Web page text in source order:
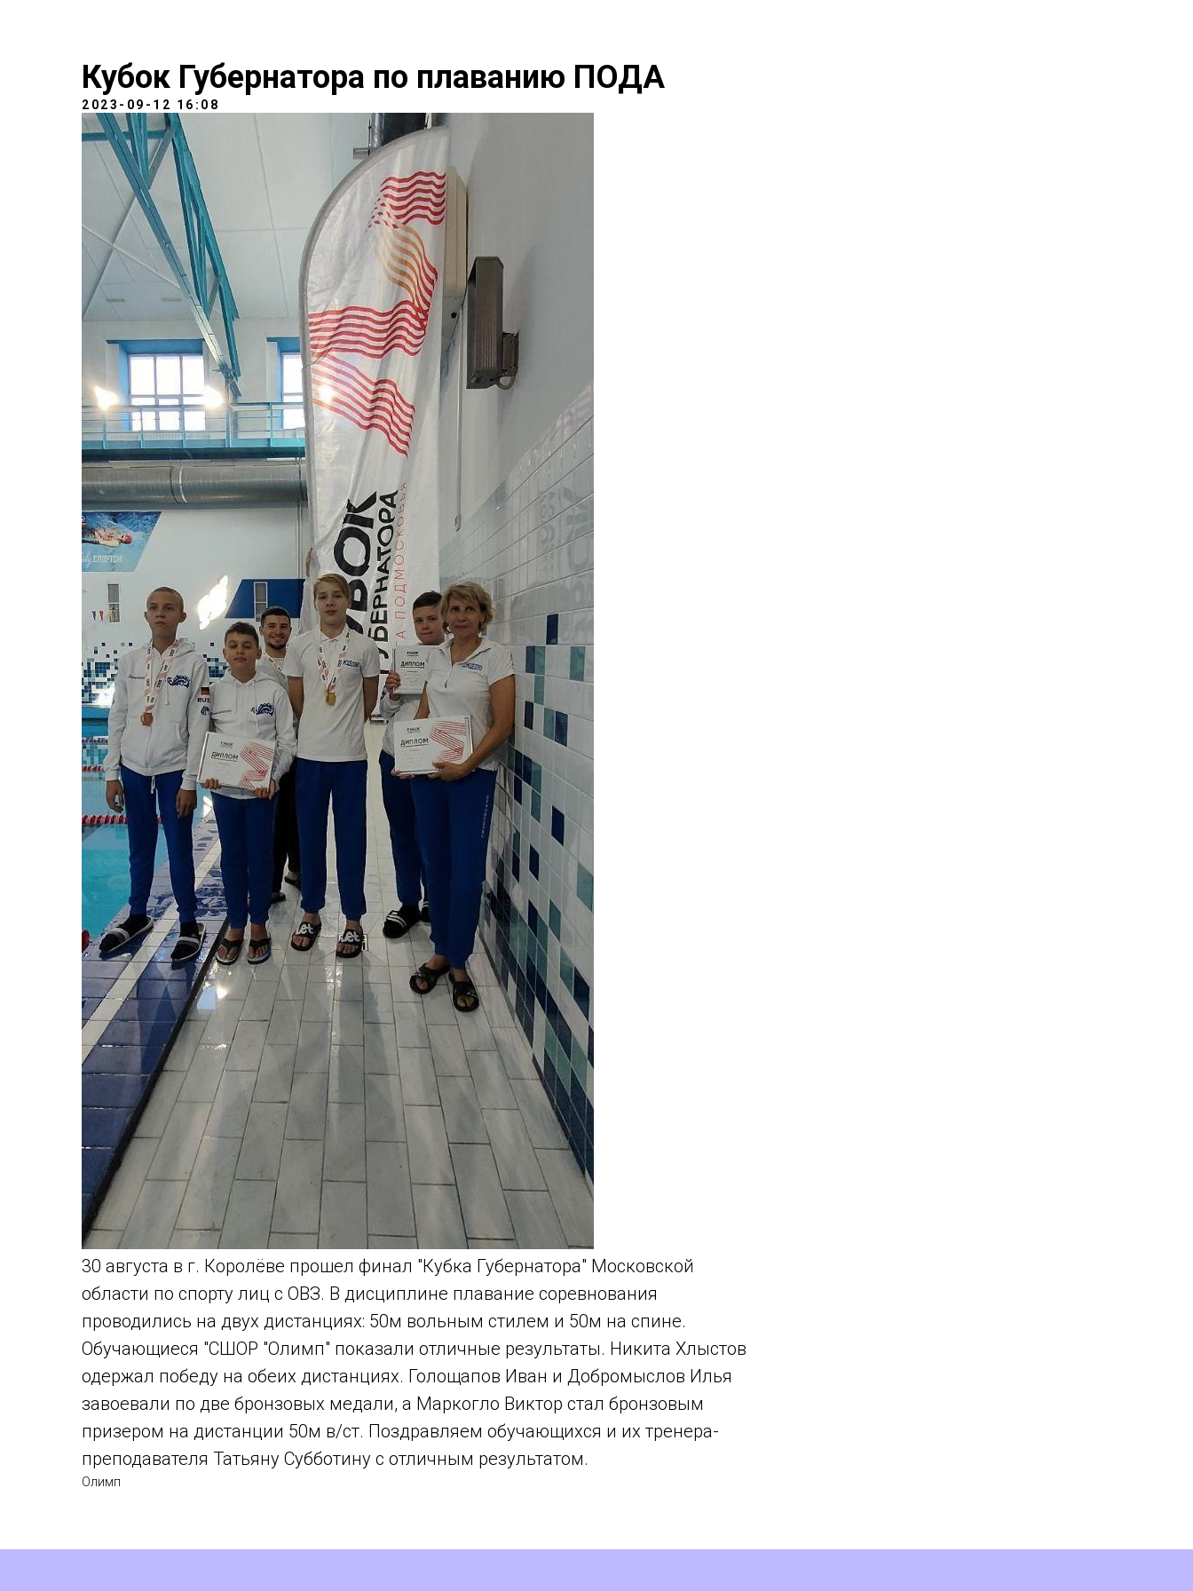
Кубок Губернатора по плаванию ПОДА
2023-09-12 16:08
30 августа в г. Королёве прошел финал "Кубка Губернатора" Московской
области по спорту лиц с ОВЗ. В дисциплине плавание соревнования
проводились на двух дистанциях: 50м вольным стилем и 50м на спине.
Обучающиеся "СШОР "Олимп" показали отличные результаты. Никита Хлыстов
одержал победу на обеих дистанциях. Голощапов Иван и Добромыслов Илья
завоевали по две бронзовых медали, а Маркогло Виктор стал бронзовым
призером на дистанции 50м в/ст. Поздравляем обучающихся и их тренера-
преподавателя Татьяну Субботину с отличным результатом.
Олимп